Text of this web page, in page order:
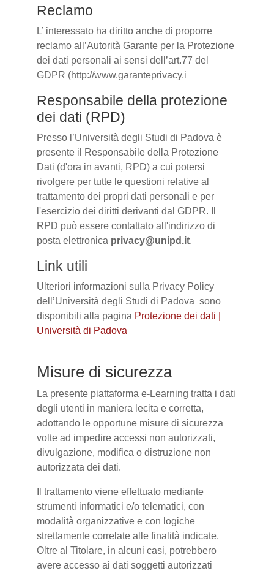
Reclamo
L’ interessato ha diritto anche di proporre
reclamo all’Autorità Garante per la Protezione
dei dati personali ai sensi dell’art.77 del
GDPR (http://www.garanteprivacy.i
Responsabile della protezione
dei dati (RPD)
Presso l’Università degli Studi di Padova è
presente il Responsabile della Protezione
Dati (d'ora in avanti, RPD) a cui potersi
rivolgere per tutte le questioni relative al
trattamento dei propri dati personali e per
l'esercizio dei diritti derivanti dal GDPR. Il
RPD può essere contattato all'indirizzo di
posta elettronica privacy@unipd.it.
Link utili
Ulteriori informazioni sulla Privacy Policy
dell’Università degli Studi di Padova sono
disponibili alla pagina Protezione dei dati |
Università di Padova
Misure di sicurezza
La presente piattaforma e-Learning tratta i dati
degli utenti in maniera lecita e corretta,
adottando le opportune misure di sicurezza
volte ad impedire accessi non autorizzati,
divulgazione, modifica o distruzione non
autorizzata dei dati.
Il trattamento viene effettuato mediante
strumenti informatici e/o telematici, con
modalità organizzative e con logiche
strettamente correlate alle finalità indicate.
Oltre al Titolare, in alcuni casi, potrebbero
avere accesso ai dati soggetti autorizzati